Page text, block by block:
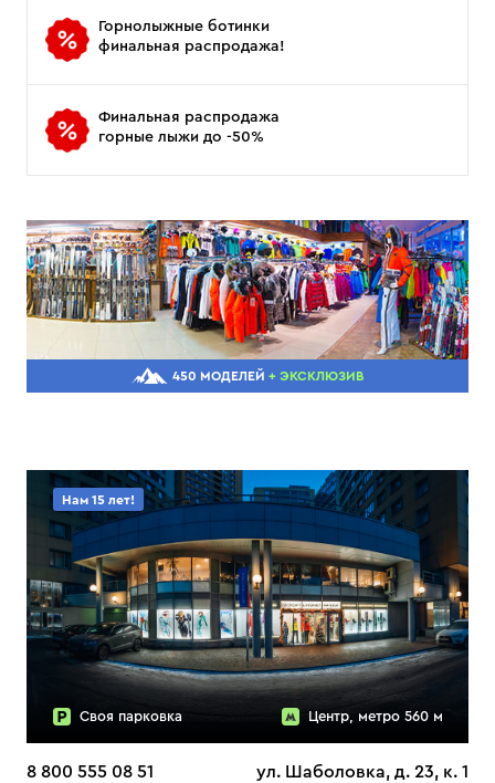
Горнолыжные ботинки
финальная распродажа!
Финальная распродажа
горные лыжи до -50%
450 МОДЕЛЕЙ + ЭКСКЛЮЗИВ
Нам 15 лет!
Своя парковка Центр, метро 560 м
8 800 555 08 51 ул. Шаболовка, д. 23, к. 1